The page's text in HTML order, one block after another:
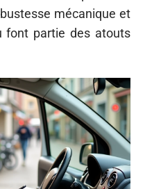
mécanique et
font partie des atouts